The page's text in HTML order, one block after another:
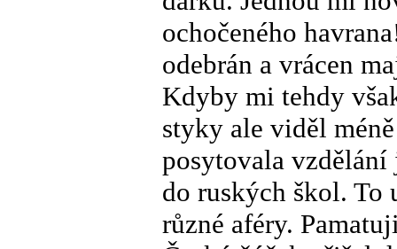
ochočeného
odebrán a vrácen
Kdyby mi tehdy
styky ale viděl
posytovala
do ruských škol. To
různé aféry.